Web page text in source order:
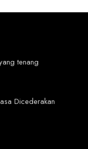
tenang
Dicederakan